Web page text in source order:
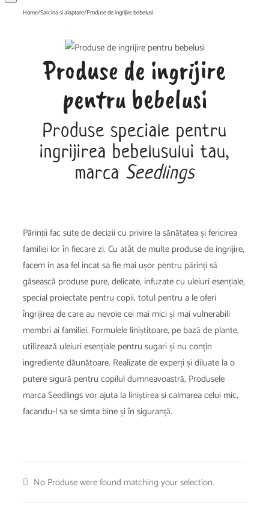
Home/Sarcina si alaptare/Produse de ingrijire bebelusi
Produse de ingrijire
pentru bebelusi
Produse speciale pentru
ingrijirea bebelusului tau,
marca Seedlings
Părinții fac sute de decizii cu privire la sănătatea și fericirea
familiei lor în fiecare zi. Cu atât de multe produse de ingrijire,
facem in asa fel incat sa fie mai ușor pentru părinți să
găsească produse pure, delicate, infuzate cu uleiuri esențiale,
special proiectate pentru copii, totul pentru a le oferi
îngrijirea de care au nevoie cei mai mici și mai vulnerabili
membri ai familiei. Formulele liniștitoare, pe bază de plante,
utilizează uleiuri esențiale pentru sugari și nu conțin
ingrediente dăunătoare. Realizate de experți și diluate la o
putere sigură pentru copilul dumneavoastră, Produsele
marca Seedlings vor ajuta la liniștirea si calmarea celui mic,
facandu-l sa se simta bine și în siguranță.
No Produse were found matching your selection.